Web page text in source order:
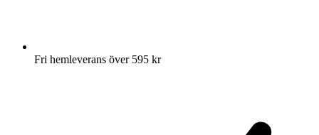
Fri hemleverans över 595 kr